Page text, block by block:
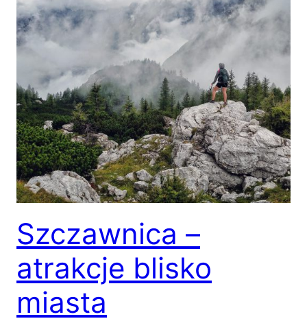
Szczawnica –
atrakcje blisko
miasta